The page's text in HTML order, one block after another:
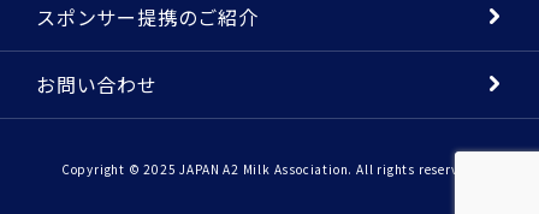
スポンサー提携のご紹介
お問い合わせ
Copyright © 2025 JAPAN A2 Milk Association. All rights reserved.